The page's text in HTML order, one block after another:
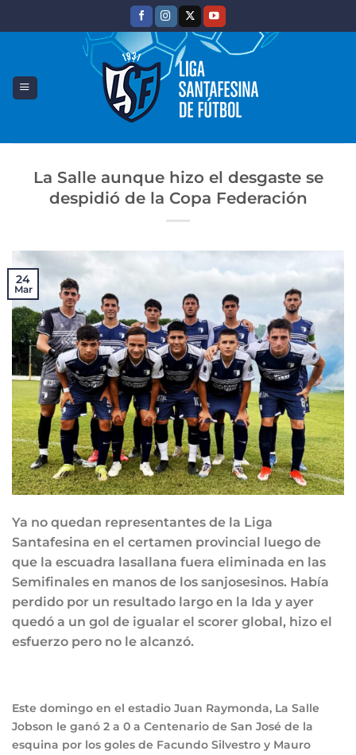
La Salle aunque hizo el desgaste se
despidió de la Copa Federación
24
Mar
Ya no quedan representantes de la Liga
Santafesina en el certamen provincial luego de
que la escuadra lasallana fuera eliminada en las
Semifinales en manos de los sanjosesinos. Había
perdido por un resultado largo en la Ida y ayer
quedó a un gol de igualar el scorer global, hizo el
esfuerzo pero no le alcanzó.
Este domingo en el estadio Juan Raymonda, La Salle
Jobson le ganó 2 a 0 a Centenario de San José de la
esquina por los goles de Facundo Silvestro y Mauro